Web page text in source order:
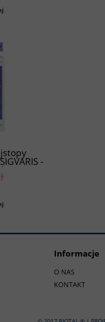
-
Informacje
O NAS
KONTAKT